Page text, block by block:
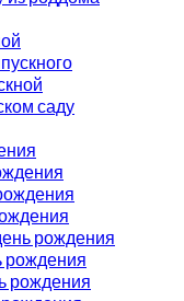
саду
рождения
рождения
рождения